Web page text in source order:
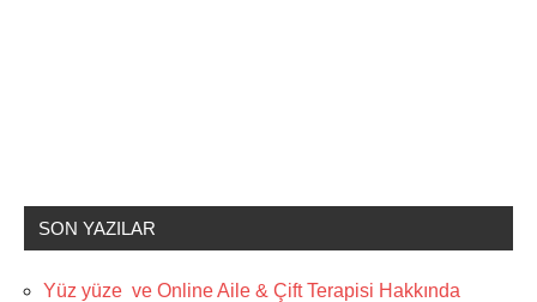
SON YAZILAR
Yüz yüze ve Online Aile & Çift Terapisi Hakkında